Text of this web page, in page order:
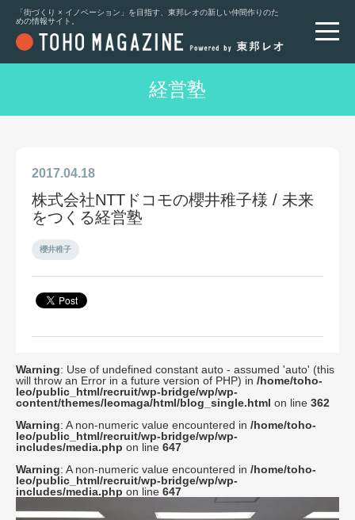
「街づくり × イノベーション」を目指す、東邦レオの新しい仲間作りのた
めの情報サイト。
経営塾
2017.04.18
株式会社NTTドコモの櫻井稚子様 / 未来
をつくる経営塾
櫻井稚子
Warning: Use of undefined constant auto - assumed 'auto' (this
will throw an Error in a future version of PHP) in /home/toho-
leo/public_html/recruit/wp-bridge/wp/wp-
content/themes/leomaga/html/blog_single.html on line 362
Warning: A non-numeric value encountered in /home/toho-
leo/public_html/recruit/wp-bridge/wp/wp-
includes/media.php on line 647
Warning: A non-numeric value encountered in /home/toho-
leo/public_html/recruit/wp-bridge/wp/wp-
includes/media.php on line 647